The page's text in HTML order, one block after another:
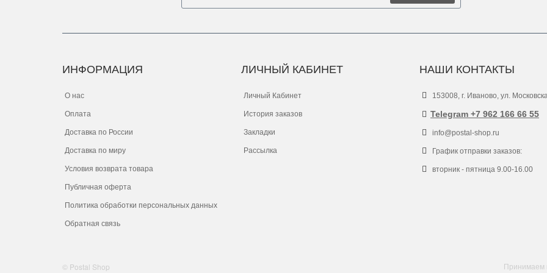
ИНФОРМАЦИЯ
О нас
Оплата
Доставка по России
Доставка по миру
Условия возврата товара
Публичная оферта
Политика обработки персональных данных
Обратная связь
ЛИЧНЫЙ КАБИНЕТ
Личный Кабинет
История заказов
Закладки
Рассылка
НАШИ КОНТАКТЫ
153008, г. Иваново, ул.
Telegram +7 962 166 66 55
info@postal-shop.ru
График отправки заказов:
вторник - пятница 9.00-16.00
© Postal Shop Принимаем